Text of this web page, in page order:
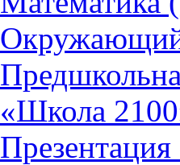
«Школа